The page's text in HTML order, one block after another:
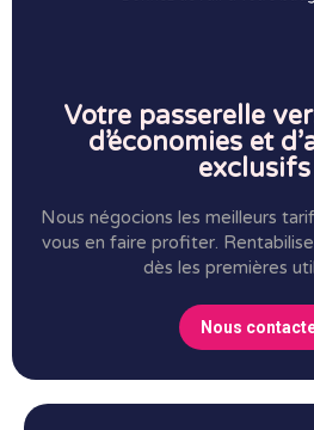
Votre passerelle
d’économies et
Nous négocions les meilleurs
vous en faire profiter.
dès les premières
Nous